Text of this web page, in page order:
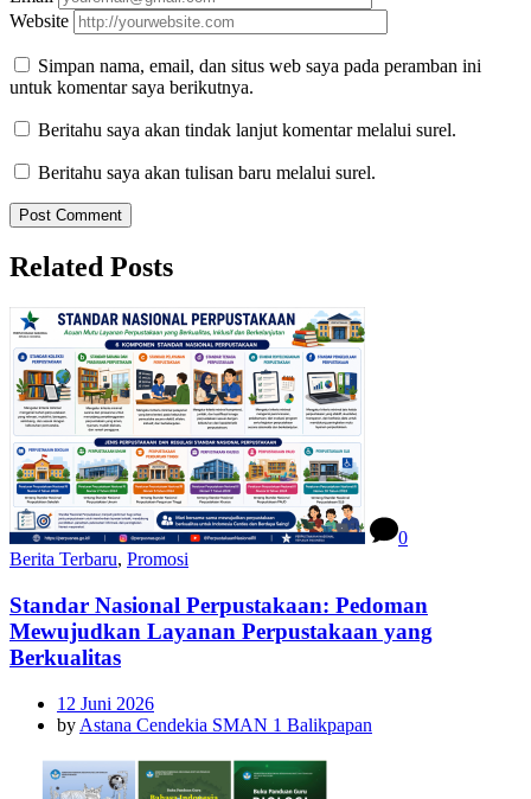
Website
Simpan nama, email, dan situs web saya pada peramban ini
untuk komentar saya berikutnya.
Beritahu saya akan tindak lanjut komentar melalui surel.
Beritahu saya akan tulisan baru melalui surel.
Related Posts
0
Berita Terbaru, Promosi
Standar Nasional Perpustakaan: Pedoman
Mewujudkan Layanan Perpustakaan yang
Berkualitas
12 Juni 2026
by Astana Cendekia SMAN 1 Balikpapan